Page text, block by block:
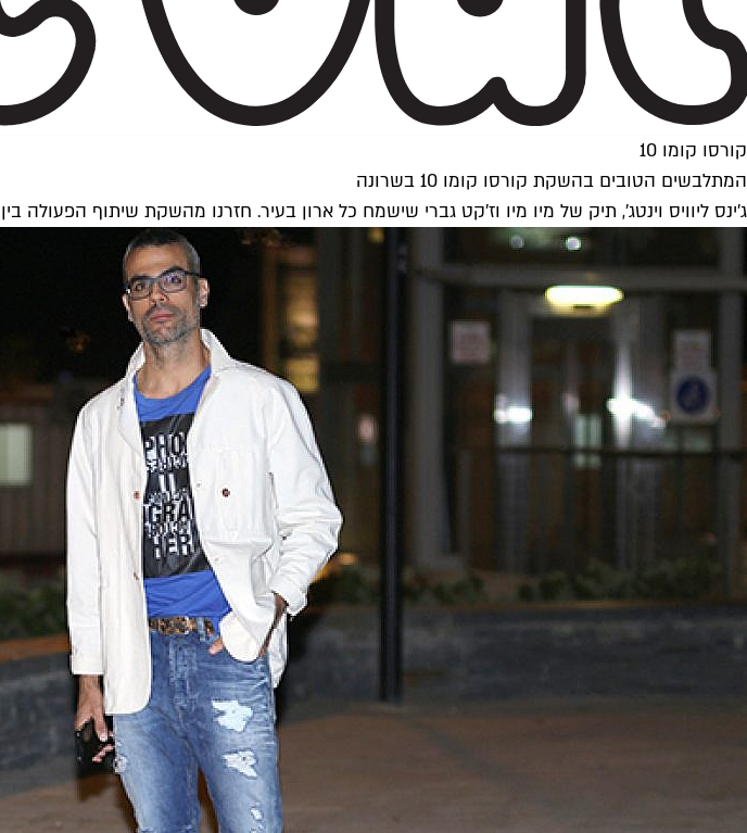
קורסו קומו 10
המתלבשים הטובים בהשקת קורסו קומו 10 בשרונה
ג'ינס ליוויס וינטג', תיק של מיו מיו וז'קט גברי שישמח כל ארון בעיר. חזרנו מהשקת שיתוף הפעולה בין סטורי